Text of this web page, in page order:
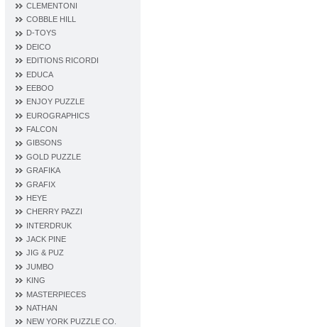
CLEMENTONI
COBBLE HILL
D‐TOYS
DEICO
EDITIONS RICORDI
EDUCA
EEBOO
ENJOY PUZZLE
EUROGRAPHICS
FALCON
GIBSONS
GOLD PUZZLE
GRAFIKA
GRAFIX
HEYE
CHERRY PAZZI
INTERDRUK
JACK PINE
JIG & PUZ
JUMBO
KING
MASTERPIECES
NATHAN
NEW YORK PUZZLE CO.